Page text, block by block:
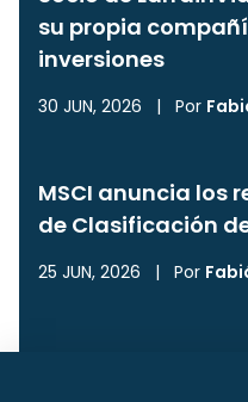
su propia
inversiones
30 JUN, 2026 | Por
MSCI anuncia los
de Clasificación
25 JUN, 2026 | Por